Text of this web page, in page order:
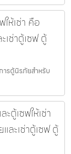
ให้เช่า คือ
ช่าตู้เซฟ ตู้
ารตู้นิรภัยสำหรับ
ตู้เซฟให้เช่า
ละเช่าตู้เซฟ ตู้